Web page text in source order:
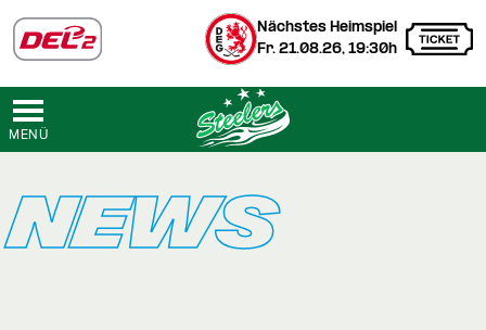
Nächstes Heimspiel
Fr. 21.08.26, 19:30h
MENÜ
NEWS